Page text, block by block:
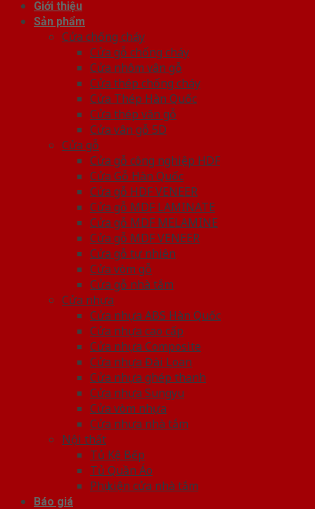
Giới thiệu
Sản phẩm
Cửa chống cháy
Cửa gỗ chống cháy
Cửa nhôm vân gỗ
Cửa thép chống cháy
Cửa Thép Hàn Quốc
Cửa thép vân gỗ
Cửa vân gỗ 5D
Cửa gỗ
Cửa gỗ công nghiệp HDF
Cửa Gỗ Hàn Quốc
Cửa gỗ HDF VENEER
Cửa gỗ MDF LAMINATE
Cửa gỗ MDF MELAMINE
Cửa gỗ MDF VENEER
Cửa gỗ tự nhiên
Cửa vòm gỗ
Cửa gỗ nhà tắm
Cửa nhựa
Cửa nhựa ABS Hàn Quốc
Cửa nhựa cao cấp
Cửa nhựa Composite
Cửa nhựa Đài Loan
Cửa nhựa ghép thanh
Cửa nhựa Sungyu
Cửa vòm nhựa
Cửa nhựa nhà tắm
Nội thất
Tủ Kệ Bếp
Tủ Quần Áo
Phụ kiện cửa nhà tắm
Báo giá